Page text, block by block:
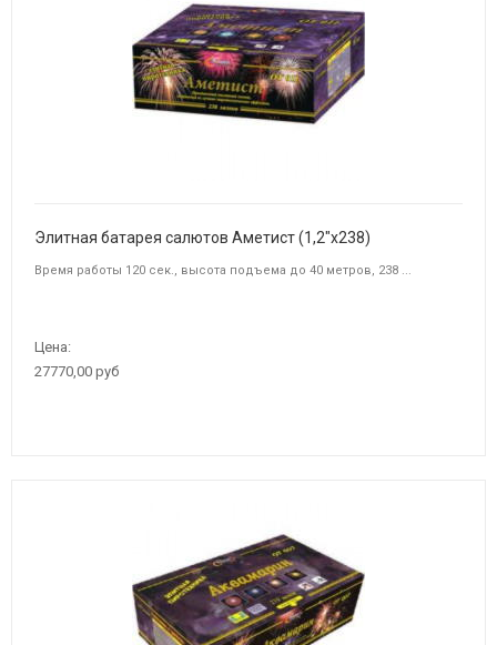
Элитная батарея салютов Аметист (1,2"х238)
Время работы 120 сек., высота подъема до 40 метров, 238 ...
Цена:
27770,00 руб